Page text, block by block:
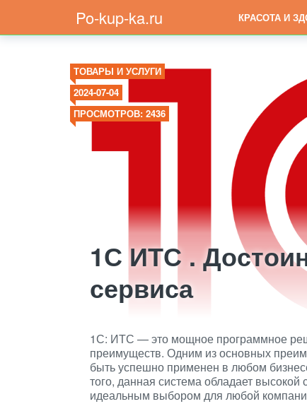
Po-kup-ka.ru КРАСОТА И
ТОВАРЫ И УСЛУГИ
2024-07-04
ПРОСМОТРОВ: 2436
1С ИТС .
сервиса
1С: ИТС — это мощное программное
преимуществ. Одним из основных
быть успешно применен в любом
того, данная система обладает
идеальным выбором для любой